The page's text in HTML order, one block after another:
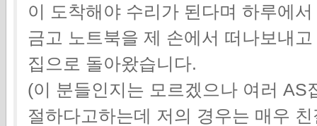
이 도착해야 수리가 된다며 하루에
금고 노트북을 제 손에서 떠나보내고
집으로 돌아왔습니다.
(이 분들인지는 모르겠으나 여러
절하다고하는데 저의 경우는 매우